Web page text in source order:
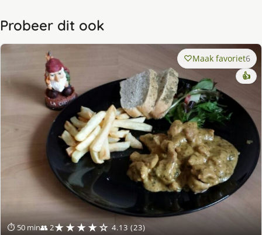
Probeer dit ook
⏱ 50 min👥 2★★★★☆ 4.13 (23)
Maak favoriet6
👍